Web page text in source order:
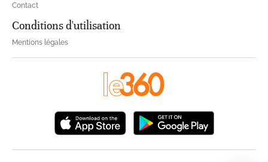
Contact
Conditions d'utilisation
Mentions légales